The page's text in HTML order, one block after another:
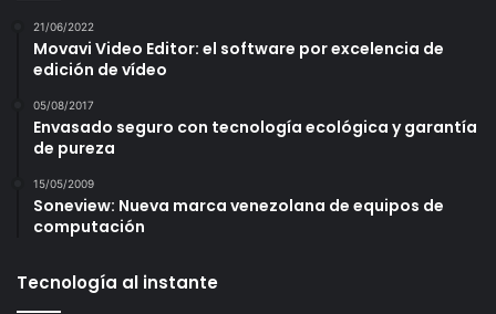
21/06/2022
Movavi Video Editor: el software por excelencia de
edición de vídeo
05/08/2017
Envasado seguro con tecnología ecológica y garantía
de pureza
15/05/2009
Soneview: Nueva marca venezolana de equipos de
computación
Tecnología al instante